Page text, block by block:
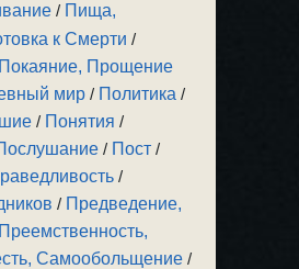
/ Пища,
к Смерти /
Покаяние, Прощение
мир / Политика /
/ Понятия /
/ Пост /
/
/ Предведение,
Преемственность,
Самообольщение /